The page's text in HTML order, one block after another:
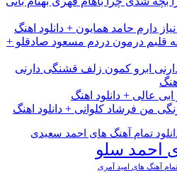
دارم حامد همایون + دانلود اهنگ
قلبم درمون دردم مسعود صادقلو +
ابرو کمون زلف قشنگی دارنی
عالی + دانلود اهنگ
من فرشاد کلوانی + دانلود اهنگ
تمام آهنگ های احمد سعیدی
احمد سلو
تمام آهنگ های امید آمری